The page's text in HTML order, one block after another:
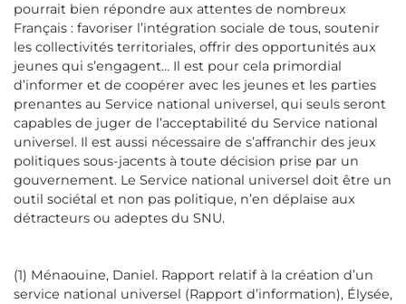
pourrait bien répondre aux attentes de nombreux
Français : favoriser l’intégration sociale de tous, soutenir
les collectivités territoriales, offrir des opportunités aux
jeunes qui s’engagent… Il est pour cela primordial
d’informer et de coopérer avec les jeunes et les parties
prenantes au Service national universel, qui seuls seront
capables de juger de l’acceptabilité du Service national
universel. Il est aussi nécessaire de s’affranchir des jeux
politiques sous-jacents à toute décision prise par un
gouvernement. Le Service national universel doit être un
outil sociétal et non pas politique, n’en déplaise aux
détracteurs ou adeptes du SNU.
(1) Ménaouine, Daniel. Rapport relatif à la création d’un
service national universel (Rapport d’information), Élysée,